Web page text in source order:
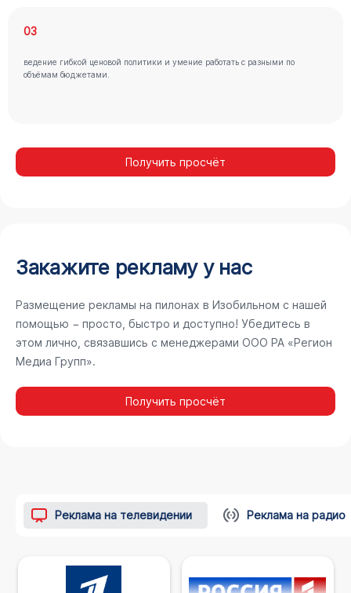
03
ведение гибкой ценовой политики и умение работать с разными по
объёмам бюджетами.
Получить просчёт
Закажите рекламу у нас
Размещение рекламы на пилонах в Изобильном с нашей
помощью − просто, быстро и доступно! Убедитесь в
этом лично, связавшись с менеджерами ООО РА «Регион
Медиа Групп».
Получить просчёт
Реклама на телевидении Реклама на радио